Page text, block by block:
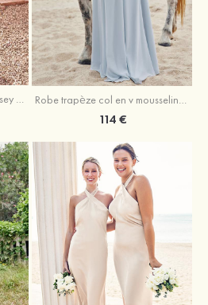
Trumpette/Sirène col en v jersey ras du sol robe de demoiselle d'honneur
114 €